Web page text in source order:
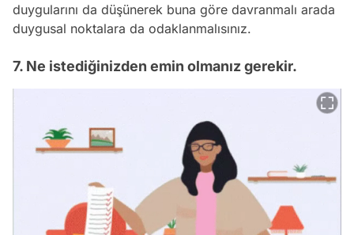
duygularını da düşünerek buna göre davranmalı arada
duygusal noktalara da odaklanmalısınız.
7. Ne istediğinizden emin olmanız gerekir.